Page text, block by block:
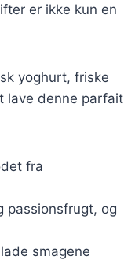
er ikke kun en
yoghurt, friske
lave denne parfait
fra
og
smagene